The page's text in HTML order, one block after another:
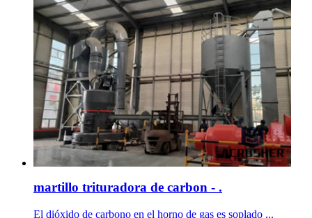
martillo trituradora de carbon - .
El dióxido de carbono en el horno de gas es soplado ...